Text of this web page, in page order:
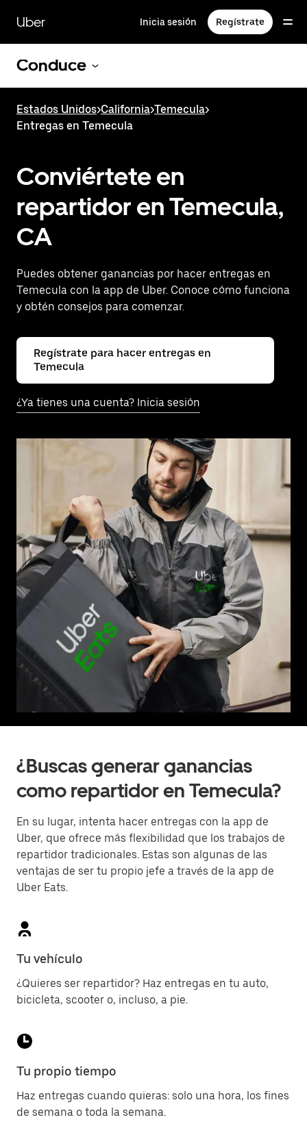
contenido
principal
Uber Inicia sesión Regístrate
Conduce
Estados Unidos>California>Temecula>
Entregas en Temecula
Conviértete en
repartidor en Temecula,
CA
Puedes obtener ganancias por hacer entregas en
Temecula con la app de Uber. Conoce cómo funciona
y obtén consejos para comenzar.
Regístrate para hacer entregas en
Temecula
¿Ya tienes una cuenta? Inicia sesión
¿Buscas generar ganancias
como repartidor en Temecula?
En su lugar, intenta hacer entregas con la app de
Uber, que ofrece más flexibilidad que los trabajos de
repartidor tradicionales. Estas son algunas de las
ventajas de ser tu propio jefe a través de la app de
Uber Eats.
Tu vehículo
¿Quieres ser repartidor? Haz entregas en tu auto,
bicicleta, scooter o, incluso, a pie.
Tu propio tiempo
Haz entregas cuando quieras: solo una hora, los fines
de semana o toda la semana.